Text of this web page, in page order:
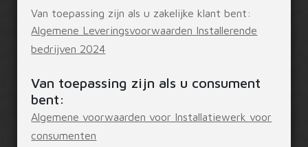
Van toepassing zijn als u zakelijke klant bent:
Algemene Leveringsvoorwaarden Installerende
bedrijven 2024
Van toepassing zijn als u consument
bent:
Algemene voorwaarden voor Installatiewerk voor
consumenten